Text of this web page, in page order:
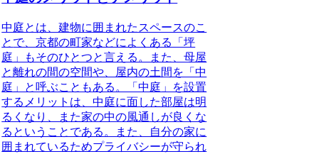
中庭とは、建物に囲まれたスペースのこ
と で、京都の町家などによくある「坪
庭」もそのひとつと言える。また、母屋
と離れの間の空間や、屋内の土間を「中
庭」と呼ぶこともある。「中庭」を設置
するメリットは、中庭に面した部屋は明
るくなり、また家の中の風通しが良くな
るということである。また、自分の家に
囲まれているためプライバシーが守られ